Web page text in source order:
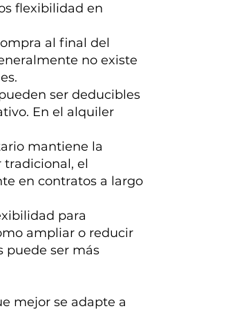
flexibilidad en
al final del
no existe
ser deducibles
En el alquiler
mantiene la
tradicional, el
en contratos a largo
para
ampliar o reducir
puede ser más
mejor se adapte a